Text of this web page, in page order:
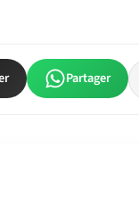
Partager